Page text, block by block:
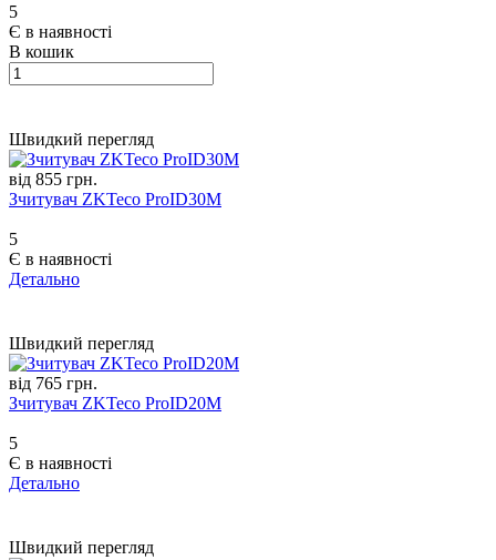
5
Є в наявності
В кошик
Швидкий перегляд
від 855 грн.
Зчитувач ZKTeco ProID30M
5
Є в наявності
Детально
Швидкий перегляд
від 765 грн.
Зчитувач ZKTeco ProID20M
5
Є в наявності
Детально
Швидкий перегляд